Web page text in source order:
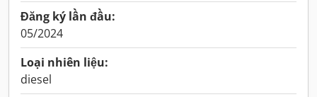
Đăng ký lần đầu:
05/2024
Loại nhiên liệu:
diesel